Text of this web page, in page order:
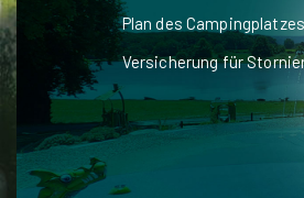
Plan des Campingplatzes
Versicherung für